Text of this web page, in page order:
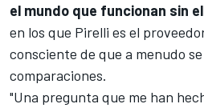
el mundo que funcionan sin
en los que Pirelli es el
consciente de que a menudo
comparaciones.
"Una pregunta que me han